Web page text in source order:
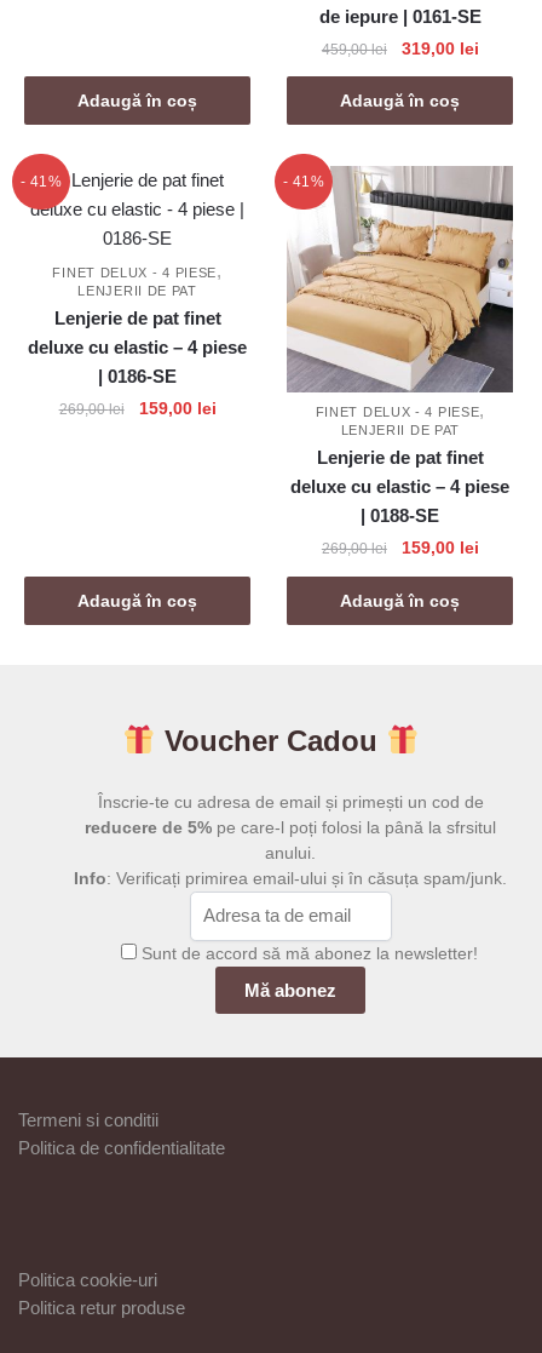
Adaugă în coș
de iepure | 0161-SE
459,00lei
Prețul
inițial
a
fost:
319,00 leiPrețul
curent
319,00
Adaugă în coș
- 41%
FINET DELUX - 4 PIESE,
LENJERII DE PAT
Lenjerie de pat finet
deluxe cu elastic – 4 piese
| 0186-SE
269,00lei
Prețul
159,00 leiPrețul
159,00 lei.
Adaugă în coș
- 41%
FINET DELUX - 4 PIESE,
LENJERII DE PAT
Lenjerie de pat finet
deluxe cu elastic – 4 piese
| 0188-SE
269,00lei
Prețul
inițial
a
fost:
159,00 leiPrețul
curent
159,00
Adaugă în coș
Voucher Cadou
Înscrie-te cu adresa de email și primești un cod de
reducere de 5% pe care-l poți folosi la până la sfrsitul
anului.
Info: Verificați primirea email-ului și în căsuța spam/junk.
Sunt de accord să mă abonez la newsletter!
Termeni si conditii
Politica de confidentialitate
Politica cookie-uri
Politica retur produse